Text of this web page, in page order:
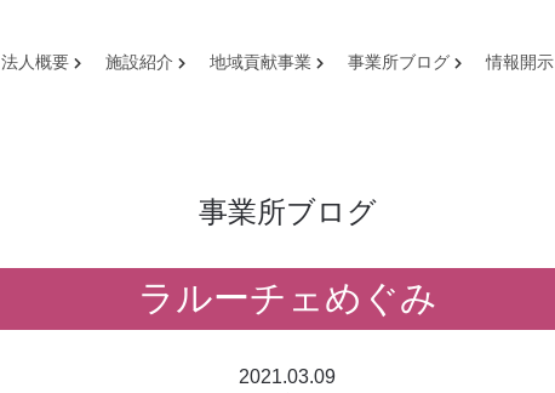
法人概要 施設紹介 地域貢献事業 事業所ブログ 情報開示
事業所ブログ
ラルーチェめぐみ
2021.03.09